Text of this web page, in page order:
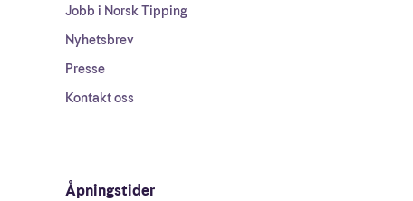
Jobb i Norsk Tipping
Nyhetsbrev
Presse
Kontakt oss
Åpningstider